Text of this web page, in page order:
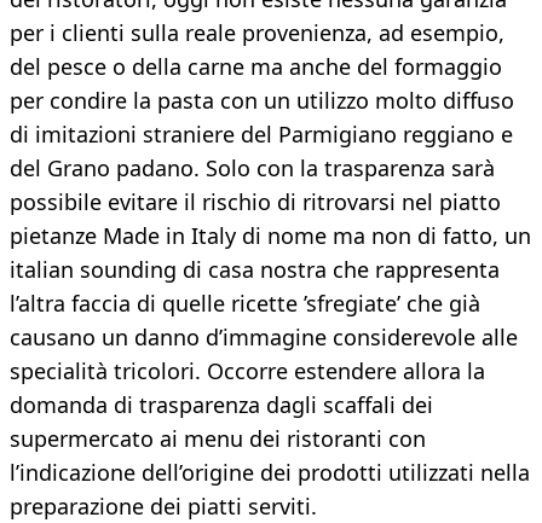
per i clienti sulla reale provenienza, ad esempio,
del pesce o della carne ma anche del formaggio
per condire la pasta con un utilizzo molto diffuso
di imitazioni straniere del Parmigiano reggiano e
del Grano padano. Solo con la trasparenza sarà
possibile evitare il rischio di ritrovarsi nel piatto
pietanze Made in Italy di nome ma non di fatto, un
italian sounding di casa nostra che rappresenta
l’altra faccia di quelle ricette ’sfregiate’ che già
causano un danno d’immagine considerevole alle
specialità tricolori. Occorre estendere allora la
domanda di trasparenza dagli scaffali dei
supermercato ai menu dei ristoranti con
l’indicazione dell’origine dei prodotti utilizzati nella
preparazione dei piatti serviti.